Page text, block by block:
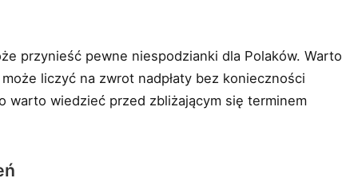
przynieść pewne niespodzianki dla Polaków. Warto
liczyć na zwrot nadpłaty bez konieczności
warto wiedzieć przed zbliżającym się terminem